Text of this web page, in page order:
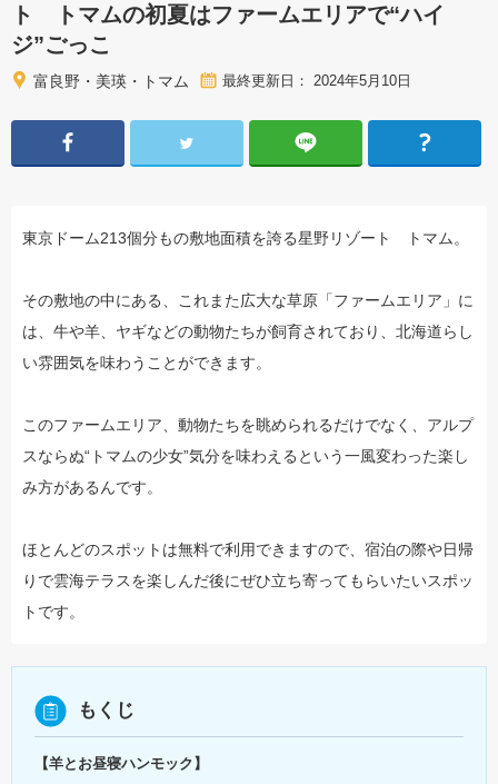
ト トマムの初夏はファームエリアで“ハイ
ジ”ごっこ
富良野・美瑛・トマム 最終更新日： 2024年5月10日
東京ドーム213個分もの敷地面積を誇る星野リゾート トマム。
その敷地の中にある、これまた広大な草原「ファームエリア」に
は、牛や羊、ヤギなどの動物たちが飼育されており、北海道らし
い雰囲気を味わうことができます。
このファームエリア、動物たちを眺められるだけでなく、アルプ
スならぬ“トマムの少女”気分を味わえるという一風変わった楽し
み方があるんです。
ほとんどのスポットは無料で利用できますので、宿泊の際や日帰
りで雲海テラスを楽しんだ後にぜひ立ち寄ってもらいたいスポッ
トです。
もくじ
【羊とお昼寝ハンモック】